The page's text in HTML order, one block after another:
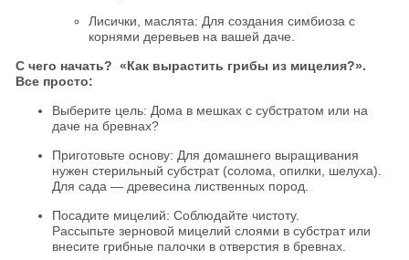
Лисички, маслята: Для создания симбиоза с
корнями деревьев на вашей даче.
С чего начать? «Как вырастить грибы из мицелия?».
Все просто:
Выберите цель: Дома в мешках с субстратом или на
даче на бревнах?
Приготовьте основу: Для домашнего выращивания
нужен стерильный субстрат (солома, опилки, шелуха).
Для сада — древесина лиственных пород.
Посадите мицелий: Соблюдайте чистоту.
Рассыпьте зерновой мицелий слоями в субстрат или
внесите грибные палочки в отверстия в бревнах.